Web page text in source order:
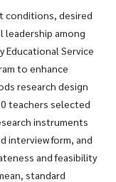
conditions, desired
leadership among
Educational Service
to enhance
research design
teachers selected
instruments
interview form, and
and feasibility
standard